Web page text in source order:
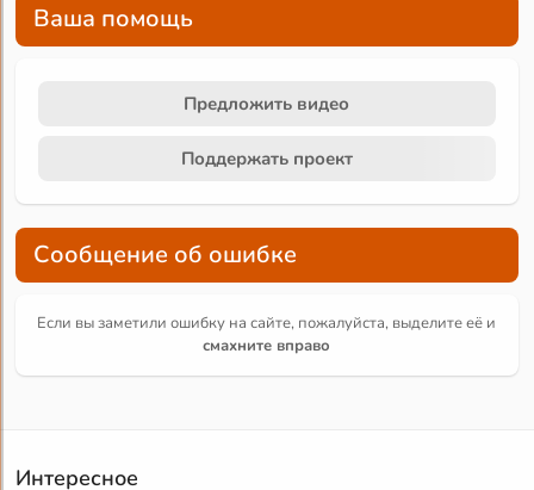
Ваша помощь
Предложить видео
Поддержать проект
Сообщение об ошибке
Если вы заметили ошибку на сайте, пожалуйста, выделите её и
смахните вправо
Интересное